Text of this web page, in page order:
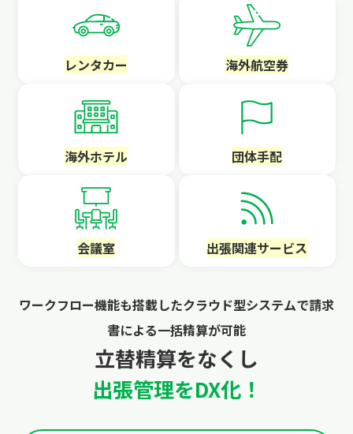
レンタカー 海外航空券
海外ホテル 団体手配
会議室 出張関連サービス
ワークフロー機能も搭載したクラウド型システムで請求
書による一括精算が可能
立替精算をなくし
出張管理をDX化！